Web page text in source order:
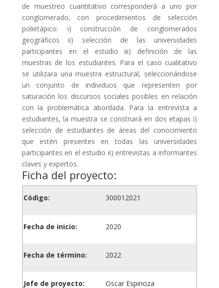
de muestreo cuantitativo corresponderá a uno por
conglomerado, con procedimientos de selección
polietápico: i) construcción de conglomerados
geográficos ii) selección de las universidades
participantes en el estudio iii) definición de las
muestras de los estudiantes. Para el caso cualitativo
se utilizara una muestra estructural, seleccionándose
un conjunto de individuos que representen por
saturación los discursos sociales posibles en relación
con la problemática abordada. Para la entrevista a
estudiantes, la muestra se construirá en dos etapas i)
selección de estudiantes de áreas del conocimiento
que estén presentes en todas las universidades
participantes en el estudio ii) entrevistas a informantes
claves y expertos.
Ficha del proyecto:
Código: 300012021
Fecha de inicio: 2020
Fecha de término: 2022
Jefe de proyecto: Oscar Espinoza